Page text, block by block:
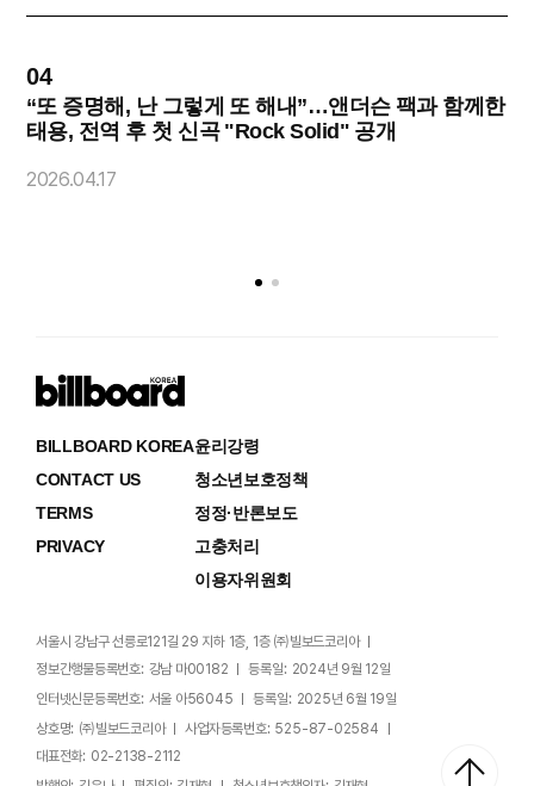
04
“또 증명해, 난 그렇게 또 해내”…앤더슨 팩과 함께한
태용, 전역 후 첫 신곡 "Rock Solid" 공개
2026.04.17
BILLBOARD KOREA
CONTACT US
TERMS
PRIVACY
윤리강령
청소년보호정책
정정·반론보도
고충처리
이용자위원회
서울시 강남구 선릉로121길 29 지하 1층, 1층 ㈜빌보드코리아
정보간행물등록번호: 강남 마00182 등록일: 2024년 9월 12일
인터넷신문등록번호: 서울 아56045 등록일: 2025년 6월 19일
상호명: ㈜빌보드코리아 사업자등록번호: 525-87-02584
대표전화: 02-2138-2112